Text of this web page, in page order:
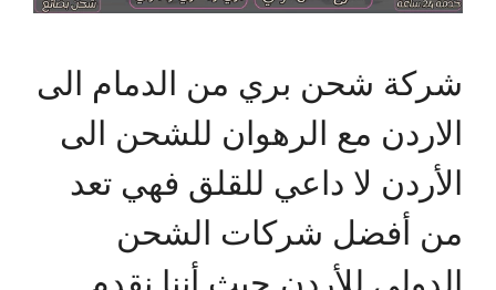
شركة شحن بري من الدمام الى
الاردن مع الرهوان للشحن الى
الأردن لا داعي للقلق فهي تعد
من أفضل شركات الشحن
الدولي للأردن حيث أننا نقدم